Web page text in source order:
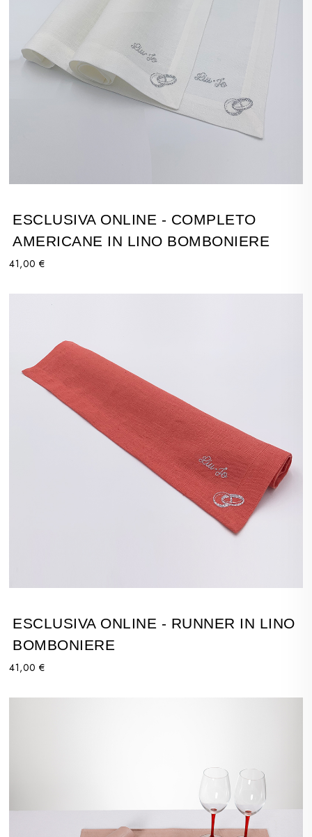
ESCLUSIVA ONLINE - COMPLETO
AMERICANE IN LINO BOMBONIERE
41,00 €
ESCLUSIVA ONLINE - RUNNER IN LINO
BOMBONIERE
41,00 €